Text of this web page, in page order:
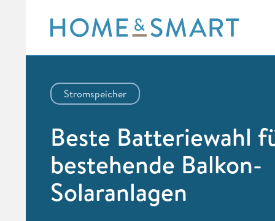
content
Stromspeicher
Beste Batteriewahl
bestehende Balkon-
Solaranlagen